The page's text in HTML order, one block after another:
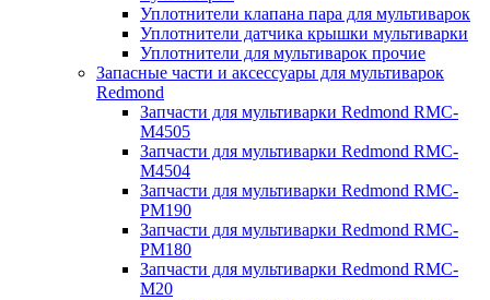
Уплотнители клапана пара для мультиварок
Уплотнители датчика крышки мультиварки
Уплотнители для мультиварок прочие
Запасные части и аксессуары для мультиварок
Redmond
Запчасти для мультиварки Redmond RMC-
M4505
Запчасти для мультиварки Redmond RMC-
M4504
Запчасти для мультиварки Redmond RMC-
PM190
Запчасти для мультиварки Redmond RMC-
PM180
Запчасти для мультиварки Redmond RMC-
M20